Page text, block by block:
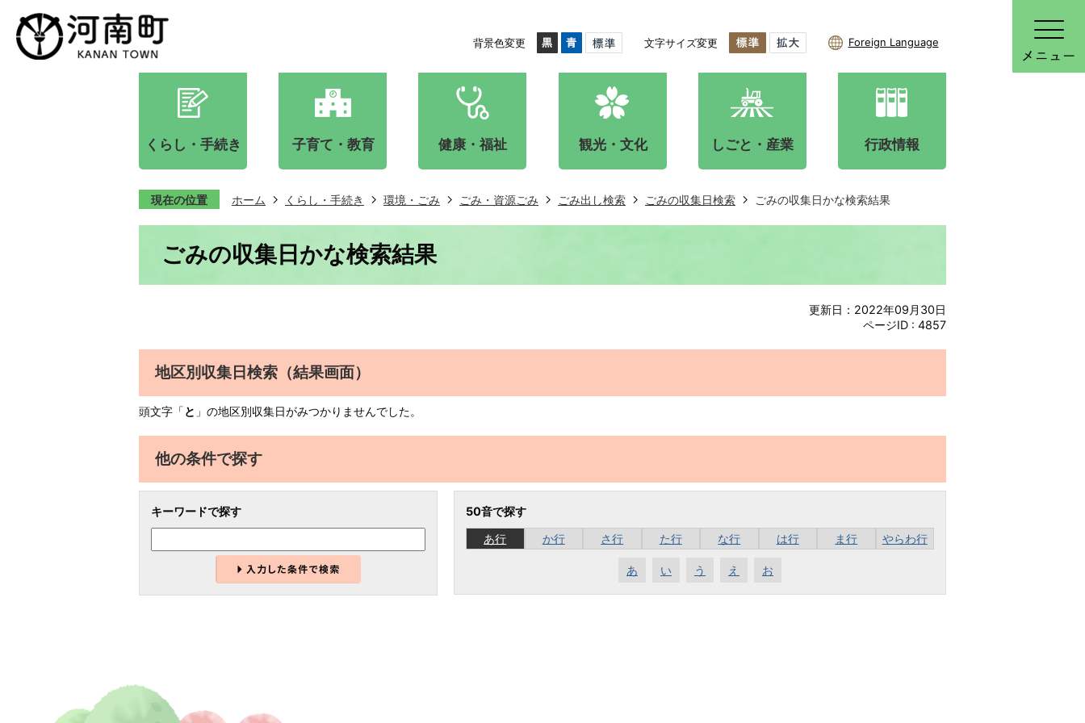
背景色変更 文字サイズ変更 Foreign Language
くらし・手続き 子育て・教育 健康・福祉 観光・文化 しごと・産業 行政情報
現在の位置 ホーム くらし・手続き 環境・ごみ ごみ・資源ごみ ごみ出し検索 ごみの収集日検索 ごみの収集日かな検索結果
ごみの収集日かな検索結果
更新日：2022年09月30日
ページID : 4857
地区別収集日検索 （結果画面）
頭文字「と 」の地区別収集日がみつかりませんでした。
他の条件で探す
キーワードで探す
50音で探す
あ行
か行 さ行 た行 な行 は行 ま行 やらわ行
あ い う え お